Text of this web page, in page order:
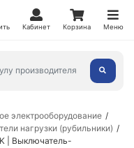
Кабинет Корзина Меню
электрооборудование
нагрузки (рубильники)
| Выключатель-